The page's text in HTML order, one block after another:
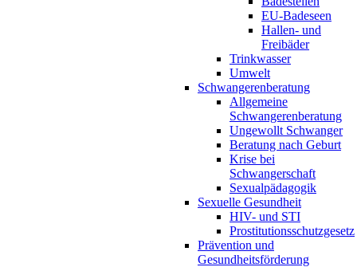
EU-Badeseen
Hallen- und
Freibäder
Trinkwasser
Umwelt
Schwangerenberatung
Allgemeine
Schwangerenberatung
Ungewollt Schwanger
Beratung nach Geburt
Krise bei
Schwangerschaft
Sexualpädagogik
Sexuelle Gesundheit
HIV- und STI
Prostitutionsschutzgesetz
Prävention und
Gesundheitsförderung